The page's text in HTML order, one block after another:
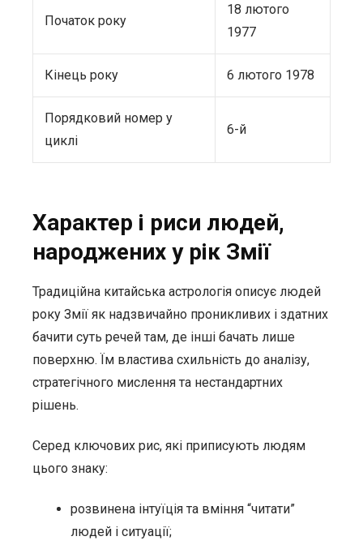
Початок року
18 лютого
1977
Кінець року 6 лютого 1978
Порядковий номер у
циклі
6-й
Характер і риси людей,
народжених у рік Змії
Традиційна китайська астрологія описує людей
року Змії як надзвичайно проникливих і здатних
бачити суть речей там, де інші бачать лише
поверхню. Їм властива схильність до аналізу,
стратегічного мислення та нестандартних
рішень.
Серед ключових рис, які приписують людям
цього знаку:
розвинена інтуїція та вміння “читати”
людей і ситуації;